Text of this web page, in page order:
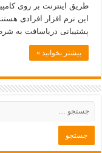
طریق اینترنت بر روی
این نرم افزار افرادی
پشتیبانی دریاسافت به
بیشتر بخوانید »